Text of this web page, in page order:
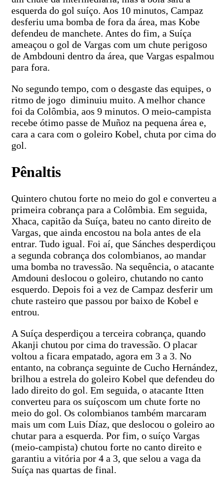
esquerda do gol suíço. Aos 10 minutos, Campaz
desferiu uma bomba de fora da área, mas Kobe
defendeu de manchete. Antes do fim, a Suíça
ameaçou o gol de Vargas com um chute perigoso
de Ambdouni dentro da área, que Vargas espalmou
para fora.
No segundo tempo, com o desgaste das equipes, o
ritmo de jogo diminuiu muito. A melhor chance
foi da Colômbia, aos 9 minutos. O meio-campista
recebe ótimo passe de Muñoz na pequena área e,
cara a cara com o goleiro Kobel, chuta por cima do
gol.
Pênaltis
Quintero chutou forte no meio do gol e converteu a
primeira cobrança para a Colômbia. Em seguida,
Xhaca, capitão da Suíça, bateu no canto direito de
Vargas, que ainda encostou na bola antes de ela
entrar. Tudo igual. Foi aí, que Sánches desperdiçou
a segunda cobrança dos colombianos, ao mandar
uma bomba no travessão. Na sequência, o atacante
Amdouni deslocou o goleiro, chutando no canto
esquerdo. Depois foi a vez de Campaz desferir um
chute rasteiro que passou por baixo de Kobel e
entrou.
A Suíça desperdiçou a terceira cobrança, quando
Akanji chutou por cima do travessão. O placar
voltou a ficara empatado, agora em 3 a 3. No
entanto, na cobrança seguinte de Cucho Hernández,
brilhou a estrela do goleiro Kobel que defendeu do
lado direito do gol. Em seguida, o atacante Itten
converteu para os suíçoscom um chute forte no
meio do gol. Os colombianos também marcaram
mais um com Luis Díaz, que deslocou o goleiro ao
chutar para a esquerda. Por fim, o suíço Vargas
(meio-campista) chutou forte no canto direito e
garantiu a vitória por 4 a 3, que selou a vaga da
Suíça nas quartas de final.